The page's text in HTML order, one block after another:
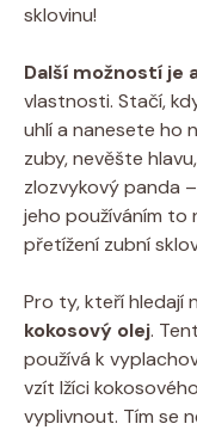
sklovinu!
Další možností je
vlastnosti. Stačí,
uhlí a nanesete ho
zuby, nevěšte
zlozvykový panda
jeho používáním to
přetížení zubní
Pro ty, kteří hledají
kokosový olej.
používá k
vzít lžíci
vyplivnout. Tím se